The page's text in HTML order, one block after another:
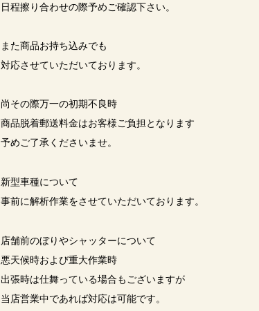
日程擦り合わせの際予めご確認下さい。
また商品お持ち込みでも
対応させていただいております。
尚その際万一の初期不良時
商品脱着郵送料金はお客様ご負担となります
予めご了承くださいませ。
新型車種について
事前に解析作業をさせていただいております。
店舗前のぼりやシャッターについて
悪天候時および重大作業時
出張時は仕舞っている場合もございますが
当店営業中であれば対応は可能です。